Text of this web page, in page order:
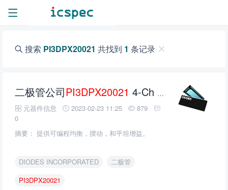
搜索 PI3DPX20021 共找到 1 条记录
二极管公司PI3DPX20021 4-Ch 2:1 Mux ReDriver 的介绍、特性、及应用
元器件信息 2023-02-23 11:25
879
0
摘要： 提供可编程均衡，摆动，和平坦增益。
DIODES INCORPORATED
二极管
PI3DPX20021